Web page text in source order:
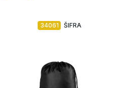
ŠIFRA
34061